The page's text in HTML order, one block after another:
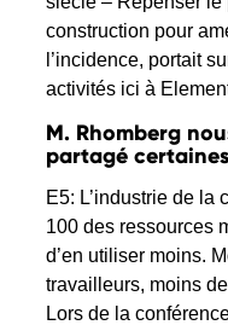
construction pour
l’incidence, portait
activités ici à
M. Rhomberg
partagé
E5: L’industrie de la
100 des ressources
d’en utiliser moins.
travailleurs, moins
Lors de la